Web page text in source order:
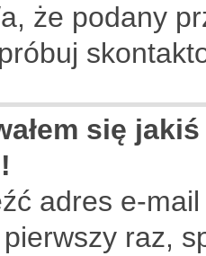
że podany
się
adres e-
pierwszy raz,